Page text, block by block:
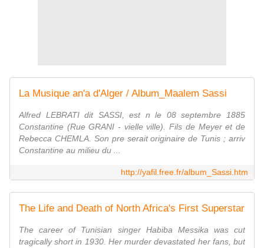
La Musique an'a d'Alger / Album_Maalem Sassi
Alfred LEBRATI dit SASSI, est n le 08 septembre 1885
Constantine (Rue GRANI - vielle ville). Fils de Meyer et de
Rebecca CHEMLA. Son pre serait originaire de Tunis ; arriv
Constantine au milieu du ...
http://yafil.free.fr/album_Sassi.htm
The Life and Death of North Africa's First Superstar
The career of Tunisian singer Habiba Messika was cut
tragically short in 1930. Her murder devastated her fans, but